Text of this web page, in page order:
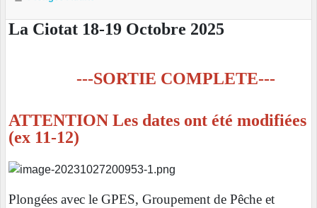
La Ciotat 18-19 Octobre 2025
---SORTIE COMPLETE---
ATTENTION Les dates ont été modifiées
(ex 11-12)
Plongées avec le GPES, Groupement de Pêche et